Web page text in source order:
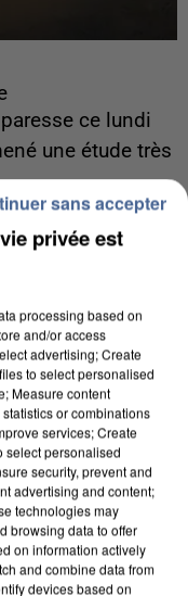
ce lundi
une étude très
privée est
processing based on
and/or access
advertising; Create
to select personalised
Measure content
or combinations
services; Create
select personalised
security, prevent and
advertising and content;
technologies may
browsing data to offer
on information actively
and combine data from
devices based on
sans accepter